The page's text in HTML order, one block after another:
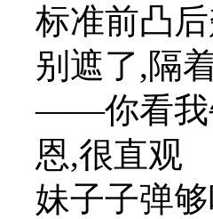
标准前凸
别遮了,隔
——你看我
恩,很直观
妹子子弹